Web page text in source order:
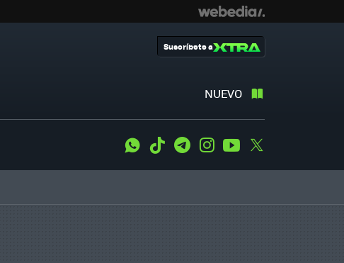
NUEVO
Suscríbete a
WhatsApp
Tiktok TelegramInstagramYoutube